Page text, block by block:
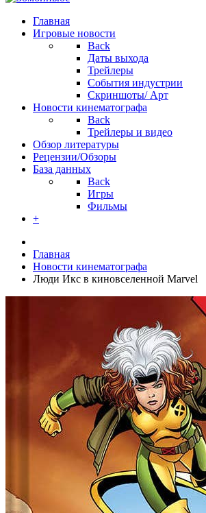
Главная
Игровые новости
Back
Даты выхода
Трейлеры
События индустрии
Скриншоты/ Арт
Новости кинематографа
Back
Трейлеры и видео
Обзор литературы
Рецензии/Обзоры
База данных
Back
Игры
Фильмы
+
Главная
Новости кинематографа
Люди Икс в киновселенной Marvel